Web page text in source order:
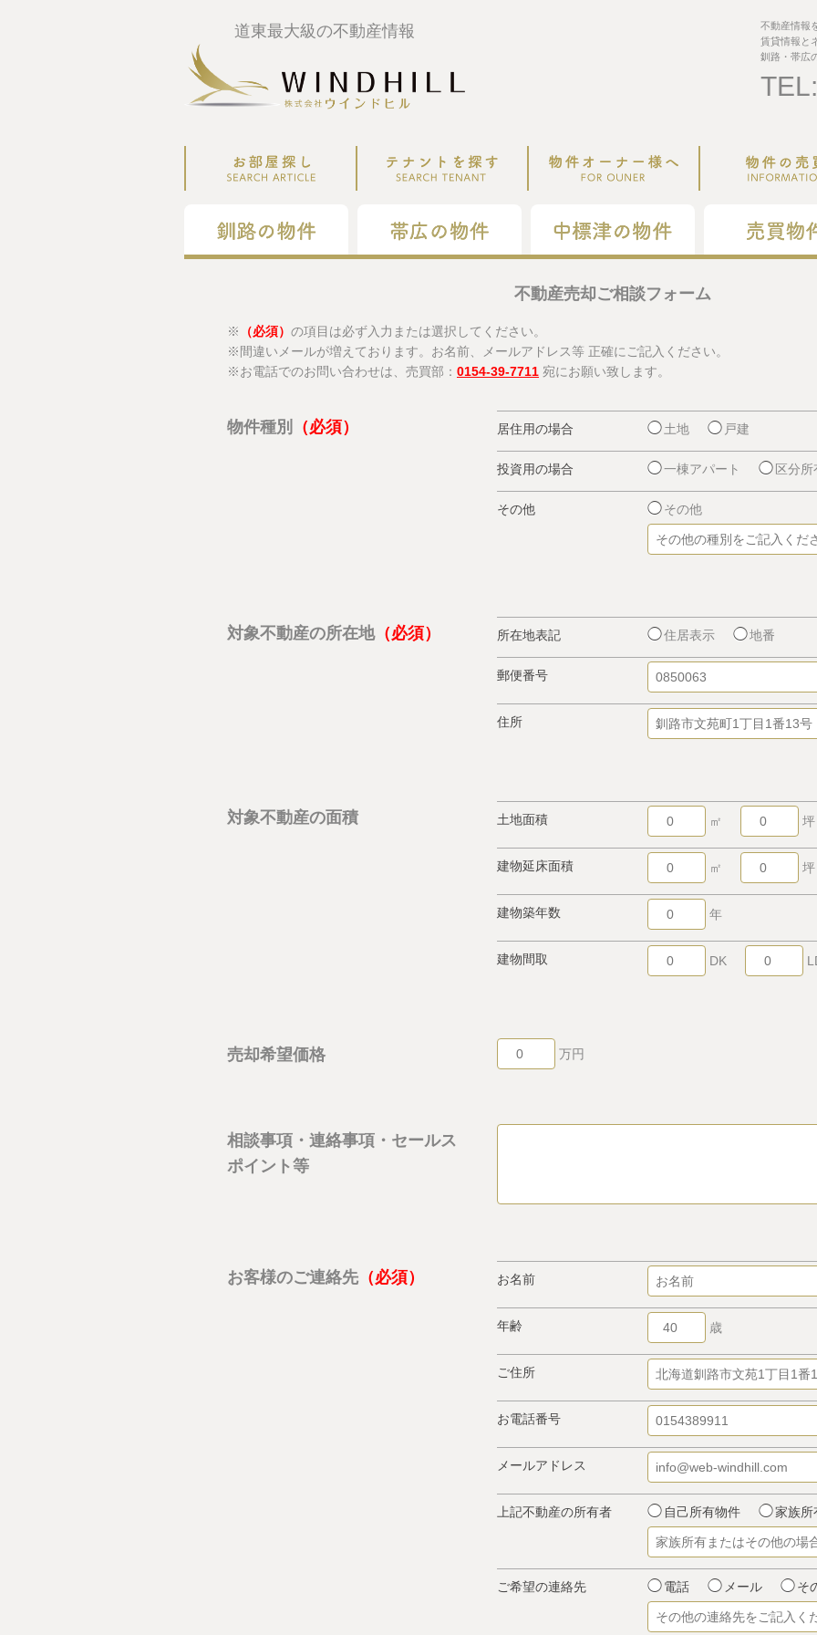
道東最大級の不動産情報
不動産情報
賃貸情報と
釧路・帯広
不動産売却ご相談フォーム
※ （必須） の項目は必ず入力または選択してください。
※間違いメールが増えております。お名前、メールアドレス等 正確にご記入ください。
※お電話でのお問い合わせは、売買部： 0154-39-7711 宛にお願い致します。
物件種別 居住用の場合 土地 戸建
投資用の場合 一棟アパート 区分
その他 その他
対象不動産の所在地 所在地表記 住居表示 地番
郵便番号
住所
対象不動産の面積 土地面積 ㎡ 坪
建物延床面積 ㎡ 坪
建物築年数 年
建物間取 DK
売却希望価格 万円
相談事項・連絡事項・セールス
ポイント等
お客様のご連絡先 お名前
年齢 歳
ご住所
お電話番号
メールアドレス
上記不動産の所有者 自己所有物件 家族所
ご希望の連絡先 電話 メール そ